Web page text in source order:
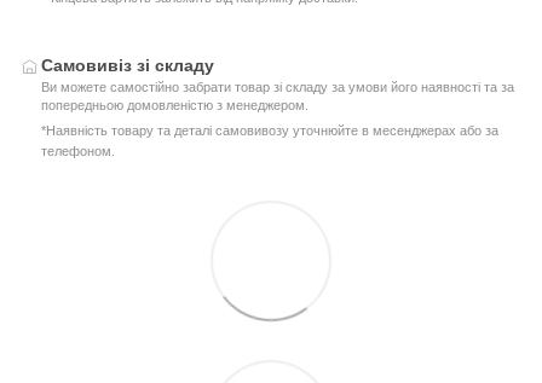
Самовивіз зі складу
Ви можете самостійно забрати товар зі складу за умови його наявності та за
попередньою домовленістю з менеджером.
*Наявність товару та деталі самовивозу уточнюйте в месенджерах або за
телефоном.